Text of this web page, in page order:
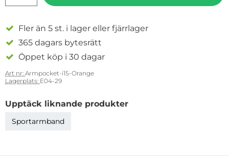
Fler än 5 st. i lager eller fjärrlager
365 dagars bytesrätt
Öppet köp i 30 dagar
Art nr: Armpocket-i15-Orange
Lagerplats: E04-29
Upptäck liknande produkter
Sportarmband